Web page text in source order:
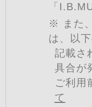
「
※ また
は、以
記載さ
具合が
ご利用
て